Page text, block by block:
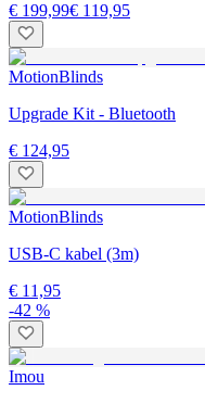
€ 199,99€ 119,95
MotionBlinds
Upgrade Kit - Bluetooth
€ 124,95
MotionBlinds
USB-C kabel (3m)
€ 11,95
-42 %
Imou